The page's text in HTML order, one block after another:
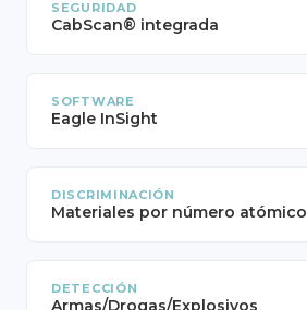
SEGURIDAD
CabScan® integrada
SOFTWARE
Eagle InSight
DISCRIMINACIÓN
Materiales por número atómico
DETECCIÓN
Armas/Drogas/Explosivos